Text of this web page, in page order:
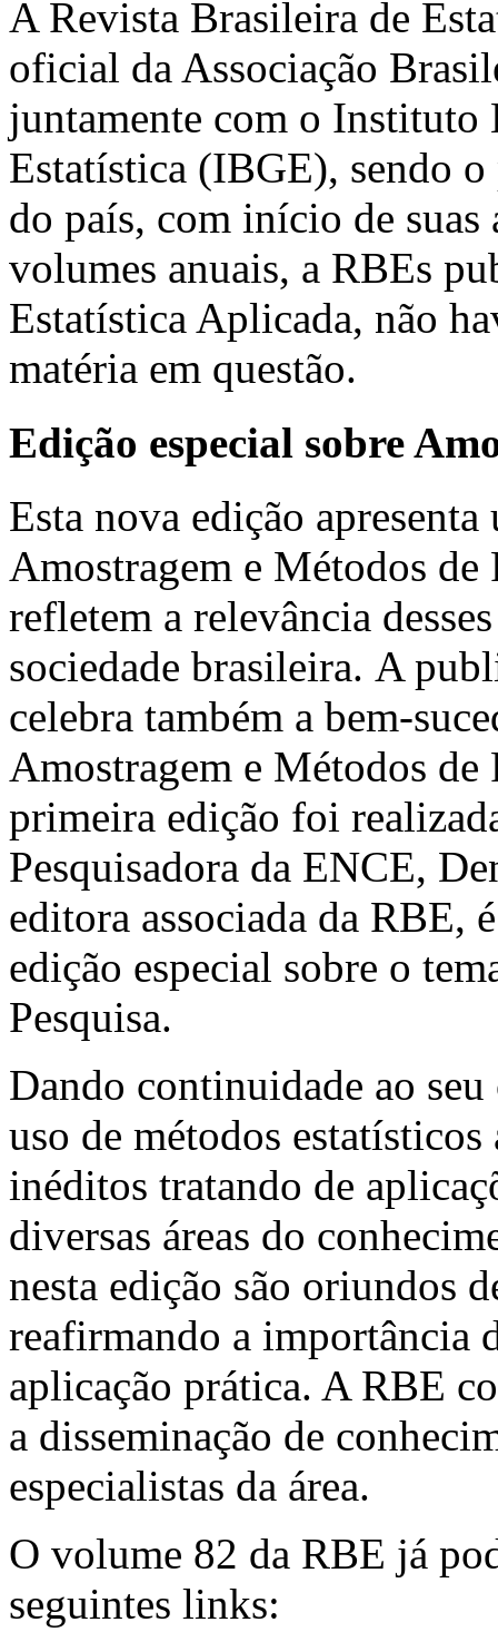
A Revista Brasileira de
oficial da Associação
juntamente com o Instituto
Estatística (IBGE), sendo
do país, com início de
volumes anuais, a RBEs
Estatística Aplicada, não
matéria em questão.
Edição especial sobre
Esta nova edição
Amostragem e Métodos de
refletem a relevância
sociedade brasileira. A
celebra também a bem-
Amostragem e Métodos
primeira edição foi
Pesquisadora da ENCE,
editora associada da RBE,
edição especial sobre o
Pesquisa.
Dando continuidade ao
uso de métodos
inéditos tratando de
diversas áreas do
nesta edição são oriundos
reafirmando a importância
aplicação prática. A RBE
a disseminação de
especialistas da área.
O volume 82 da RBE já
seguintes links: